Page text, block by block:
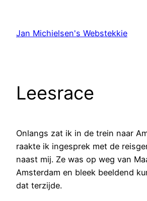
Jan Michielsen's Webstekkie
Leesrace
Onlangs zat ik in de trein naar
raakte ik ingesprek met de
naast mij. Ze was op weg van
Amsterdam en bleek beeldend
dat terzijde.